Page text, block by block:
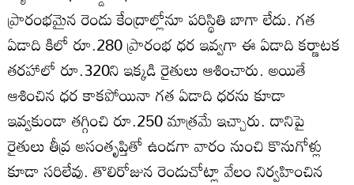
ప్రారంభమైన రెండు కేంద్రాల్లోనూ పరిస్థితి బాగా లేదు. గత
ఏడాది కిలో రూ.280 ప్రారంభ ధర ఇవ్వగా ఈ ఏడాది కర్ణాటక
తరహాలో రూ.320ని ఇక్కడి రైతులు ఆశించారు. అయితే
ఆశించిన ధర కాకపోయినా గత ఏడాది ధరను కూడా
ఇవ్వకుండా తగ్గించి రూ.250 మాత్రమే ఇచ్చారు. దానిపై
రైతులు తీవ్ర అసంతృప్తితో ఉండగా వారం నుంచి కొనుగోళ్లు
కూడా సరిలేవు. తొలిరోజున రెండుచోట్లా వేలం నిర్వహించిన